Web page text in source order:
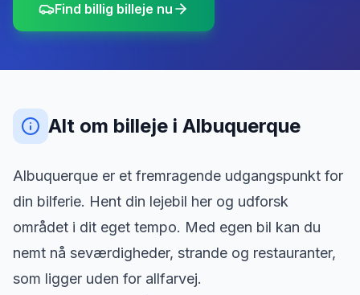
Find billig billeje nu
Alt om billeje i Albuquerque
Albuquerque er et fremragende udgangspunkt for
din bilferie. Hent din lejebil her og udforsk
området i dit eget tempo. Med egen bil kan du
nemt nå seværdigheder, strande og restauranter,
som ligger uden for allfarvej.